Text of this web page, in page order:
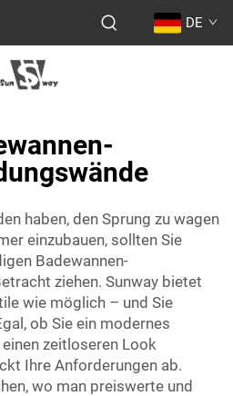
DE
haben, den Sprung zu wagen
einzubauen, sollten Sie
Badewannen-
ziehen. Sunway bietet
wie möglich – und Sie
ob Sie ein modernes
zeitloseren Look
Ihre Anforderungen ab.
wo man preiswerte und